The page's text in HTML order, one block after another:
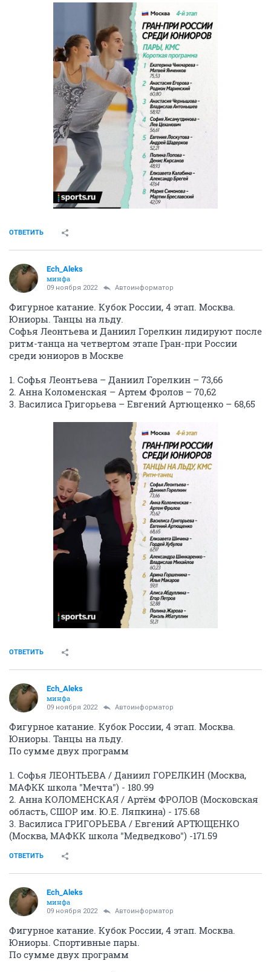
ОТВЕТИТЬ
Ech_Aleks
минфа
09 ноября 2022 Автоинформатор
Фигурное катание. Кубок России, 4 этап. Москва.
Юниоры. Танцы на льду.
Софья Леонтьева и Даниил Горелкин лидируют после
ритм-танца на четвертом этапе Гран-при России
среди юниоров в Москве
1. Софья Леонтьева – Даниил Горелкин – 73,66
2. Анна Коломенская – Артем Фролов – 70,62
3. Василиса Григорьева – Евгений Артющенко – 68,65
ОТВЕТИТЬ
Ech_Aleks
минфа
09 ноября 2022 Автоинформатор
Фигурное катание. Кубок России, 4 этап. Москва.
Юниоры. Танцы на льду.
По сумме двух программ
1. Софья ЛЕОНТЬЕВА / Даниил ГОРЕЛКИН (Москва,
МАФКК школа "Мечта") - 180.99
2. Анна КОЛОМЕНСКАЯ / Артём ФРОЛОВ (Московская
область, СШОР им. Ю.Е. Ляпкина) - 175.68
3. Василиса ГРИГОРЬЕВА / Евгений АРТЮЩЕНКО
(Москва, МАФКК школа "Медведково") -171.59
ОТВЕТИТЬ
Ech_Aleks
минфа
09 ноября 2022 Автоинформатор
Фигурное катание. Кубок России, 4 этап. Москва.
Юниоры. Спортивные пары.
По сумме двух программ